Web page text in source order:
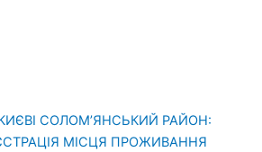
СОЛОМ’ЯНСЬКИЙ РАЙОН:
МІСЦЯ ПРОЖИВАННЯ